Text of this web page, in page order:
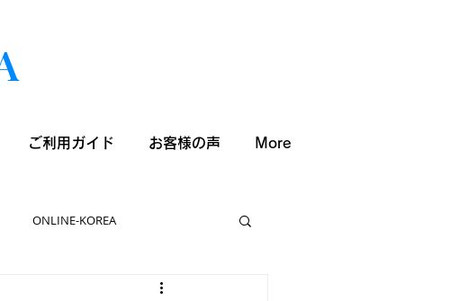
ご利用ガイド お客様の声 More
ONLINE-KOREA